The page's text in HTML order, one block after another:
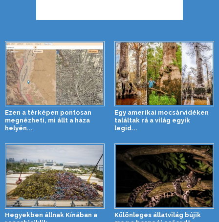
Ezen a térképen pontosan
megnézheti, mi állt a háza
helyén...
Egy amerikai mocsárvidéken
találtak rá a világ egyik
legid...
Hegyekben állnak Kínában a
Különleges állatvilág bújik